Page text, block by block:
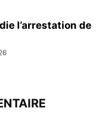
l’arrestation de